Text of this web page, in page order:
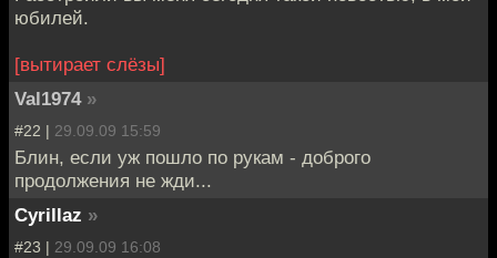
юбилей.
[вытирает слёзы]
Val1974 »
#22 | 29.09.09 15:59
Блин, если уж пошло по рукам - доброго
продолжения не жди...
Cyrillaz »
#23 | 29.09.09 16:08